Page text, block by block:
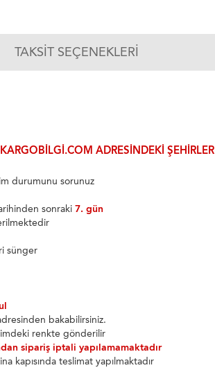
TAKSIT SEÇENEKLERI
KARGOBILGI.COM ADRESINDEKI ŞEHIRLER
durumunu sorunuz
sonraki 7. gün
sünger
bakabilirsiniz.
renkte gönderilir
sipariş iptali yapılamamaktadır
kapısında teslimat yapılmaktadır